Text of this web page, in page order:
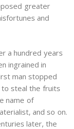
greater
and
a hundred years
ingrained in
man stopped
to steal the fruits
name of
and so on.
later, the